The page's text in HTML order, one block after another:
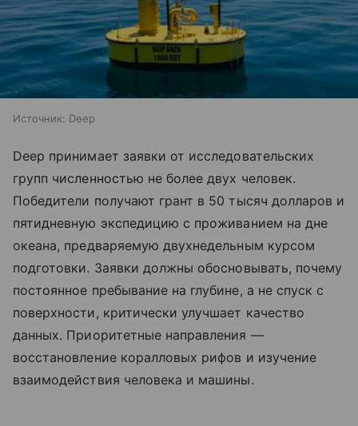
Источник: Deep
Deep принимает заявки от исследовательских
групп численностью не более двух человек.
Победители получают грант в 50 тысяч долларов и
пятидневную экспедицию с проживанием на дне
океана, предваряемую двухнедельным курсом
подготовки. Заявки должны обосновывать, почему
постоянное пребывание на глубине, а не спуск с
поверхности, критически улучшает качество
данных. Приоритетные направления —
восстановление коралловых рифов и изучение
взаимодействия человека и машины.